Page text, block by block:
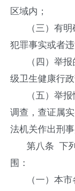
区域内；
（三）有
犯罪事实或者
（四）举
级卫生健康行
（五）举
调查，查证属
法机关作出刑事
第八条 下
围：
（一）本